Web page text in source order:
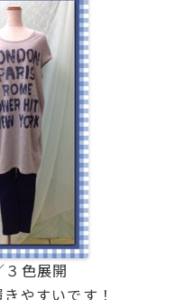
色展開
やすいです！